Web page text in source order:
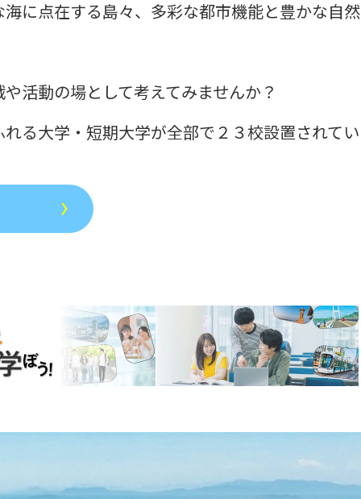
に点在する島々、多彩な都市機能と豊かな自
活動の場として考えてみませんか？
る大学・短期大学が全部で２３校設置されて